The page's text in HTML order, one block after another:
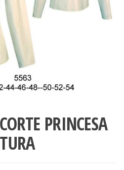
accumark ,
pdf , Moldes
ropa,
Graduaciones,
Gerber,
PRINCESA